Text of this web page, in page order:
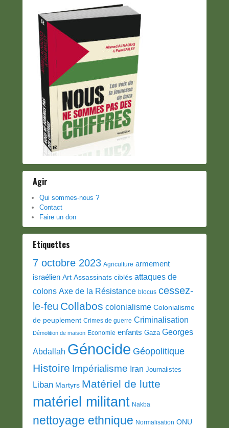
Agir
Qui sommes-nous ?
Contact
Faire un don
Etiquettes
7 octobre 2023 Agriculture armement
israélien Art Assassinats ciblés attaques de
colons Axe de la Résistance blocus cessez-
le-feu Collabos colonialisme Colonialisme
de peuplement Crimes de guerre Criminalisation
Démolition de maison Economie enfants Gaza Georges
Abdallah Génocide Géopolitique
Histoire Impérialisme Iran Journalistes
Liban Martyrs Matériel de lutte
matériel militant Nakba
nettoyage ethnique Normalisation ONU